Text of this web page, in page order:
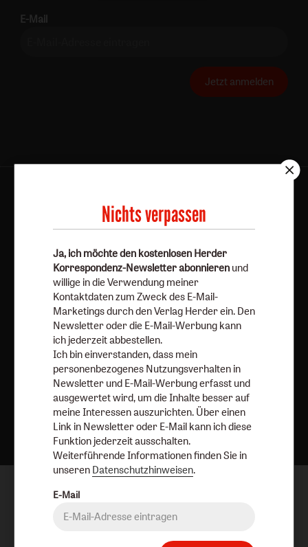
E-Mail
Jetzt anmelden
Barrierefreiheit
Impressum
Vertrag widerrufen Abo online kündigen
Nach oben
Nichts verpassen
Ja, ich möchte den kostenlosen Herder
Korrespondenz-Newsletter abonnieren und
willige in die Verwendung meiner
Kontaktdaten zum Zweck des E-Mail-
Marketings durch den Verlag Herder ein. Den
Newsletter oder die E-Mail-Werbung kann
ich jederzeit abbestellen.
Ich bin einverstanden, dass mein
personenbezogenes Nutzungsverhalten in
Newsletter und E-Mail-Werbung erfasst und
ausgewertet wird, um die Inhalte besser auf
meine Interessen auszurichten. Über einen
Link in Newsletter oder E-Mail kann ich diese
Funktion jederzeit ausschalten.
Weiterführende Informationen finden Sie in
unseren Datenschutzhinweisen.
E-Mail